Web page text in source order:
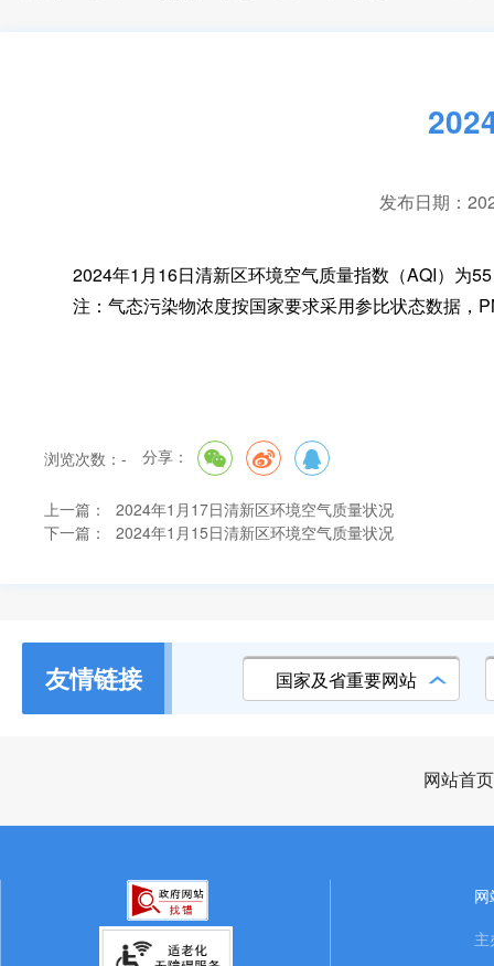
发布日期：
2024年1月16日清新区环境空气质量指数（AQI）为55
注：气态污染物浓度按国家要求采用参比状态数据 ，
浏览次数： - 分享：
上一篇：
2024年1月17日清新区环境空气质量状况
下一篇：
2024年1月15日清新区环境空气质量状况
友情链接 国家及省重要网站
网站首页